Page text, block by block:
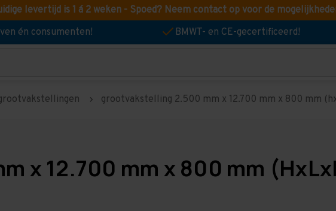
levertijd is 1 á 2 weken - Spoed? Neem contact op voor de
én consumenten! BMWT- en CE-gecertificeerd!
grootvakstelling 2.500 mm x 12.700 mm x 800 mm
x 12.700 mm x 800 mm